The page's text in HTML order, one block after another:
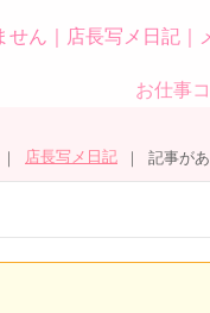
せん｜店長写メ日記｜
お仕事
店長写メ日記 記事が